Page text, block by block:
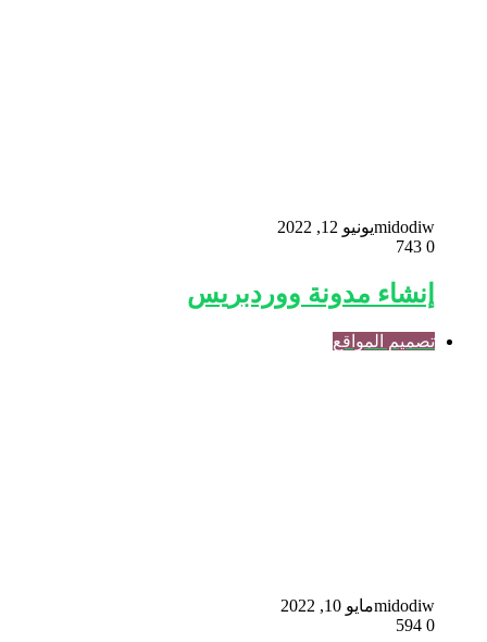
midodiwيونيو 12, 2022
0
إنشاء مدونة ووردبريس
تصميم المواقع
midodiwمايو 10, 2022
0